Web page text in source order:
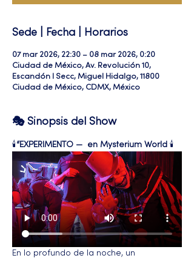
Sede | Fecha | Horarios
07 mar 2026, 22:30 – 08 mar 2026, 0:20
Ciudad de México, Av. Revolución 10,
Escandón I Secc, Miguel Hidalgo, 11800
Ciudad de México, CDMX, México
🎭 Sinopsis del Show
🕯️“EXPERIMENTO —  en Mysterium World 🕯️
En lo profundo de la noche, un